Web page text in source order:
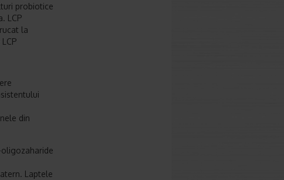
probiotice
LCP
la
din
Laptele